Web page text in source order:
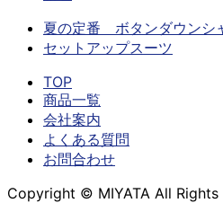
夏の定番 ボタンダウンシ
セットアップスーツ
TOP
商品一覧
会社案内
よくある質問
お問合わせ
Copyright © MIYATA All Rights